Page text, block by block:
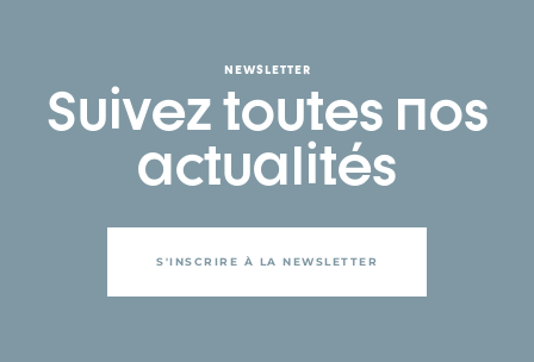
NEWSLETTER
Suivez toutes nos
actualités
S'INSCRIRE À LA NEWSLETTER